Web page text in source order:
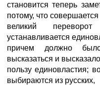
становится теперь
потому, что совершается
великий
устанавливается
причем должно
высказаться и
пользу единовластия;
выбираются из русских,